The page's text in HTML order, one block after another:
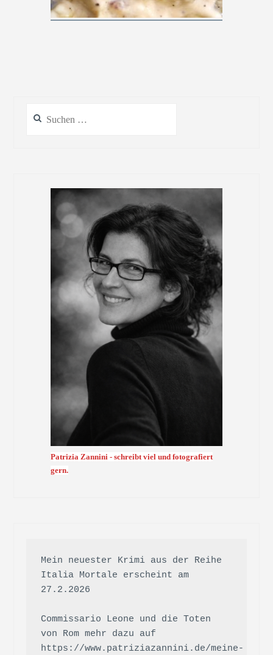
nach:
Patrizia Zannini - schreibt viel und fotografiert
gern.
Mein neuester Krimi aus der Reihe
Italia Mortale erscheint am
27.2.2026
Commissario Leone und die Toten
https://www.patriziazannini.de/meine-